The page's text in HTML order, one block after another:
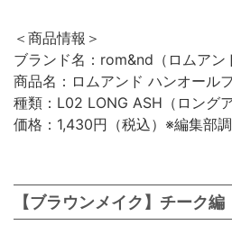
＜商品情報＞
ブランド名：rom&nd（ロムアン
商品名：ロムアンド ハンオール
種類：L02 LONG ASH（ロングア
価格：1,430円（税込）※編集部
【ブラウンメイク】チーク編